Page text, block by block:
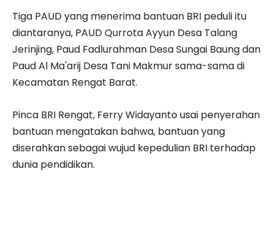
Tiga PAUD yang menerima bantuan BRI peduli itu
diantaranya, PAUD Qurrota Ayyun Desa Talang
Jerinjing, Paud Fadlurahman Desa Sungai Baung dan
Paud Al Ma'arij Desa Tani Makmur sama-sama di
Kecamatan Rengat Barat.
Pinca BRI Rengat, Ferry Widayanto usai penyerahan
bantuan mengatakan bahwa, bantuan yang
diserahkan sebagai wujud kepedulian BRI terhadap
dunia pendidikan.